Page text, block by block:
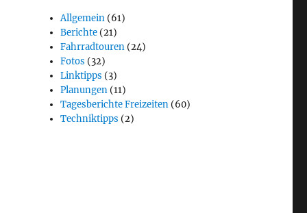
Allgemein (61)
Berichte (21)
Fahrradtouren (24)
Fotos (32)
Linktipps (3)
Planungen (11)
Tagesberichte Freizeiten (60)
Techniktipps (2)